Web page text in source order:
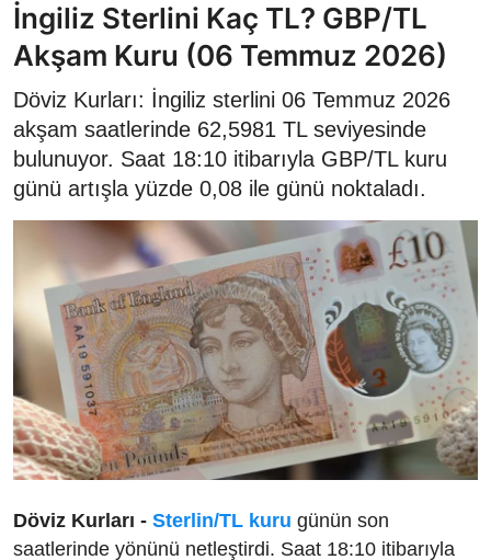
İngiliz Sterlini Kaç TL? GBP/TL
Akşam Kuru (06 Temmuz 2026)
Döviz Kurları: İngiliz sterlini 06 Temmuz 2026
akşam saatlerinde 62,5981 TL seviyesinde
bulunuyor. Saat 18:10 itibarıyla GBP/TL kuru
günü artışla yüzde 0,08 ile günü noktaladı.
Döviz Kurları - Sterlin/TL kuru günün son
saatlerinde yönünü netleştirdi. Saat 18:10 itibarıyla